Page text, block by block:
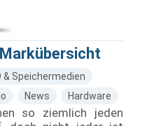
& Speichermedien
News Hardware
so ziemlich jeden